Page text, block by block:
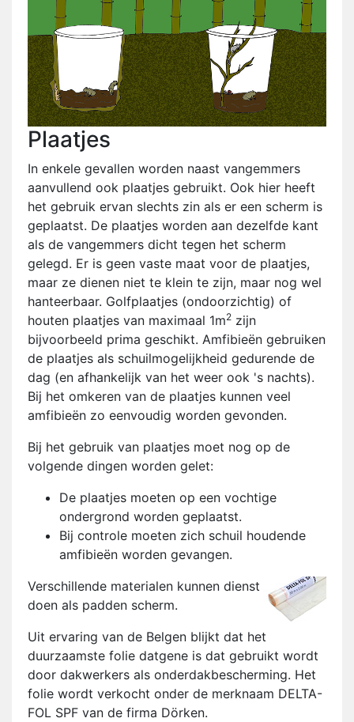
Plaatjes
In enkele gevallen worden naast vangemmers
aanvullend ook plaatjes gebruikt. Ook hier heeft
het gebruik ervan slechts zin als er een scherm is
geplaatst. De plaatjes worden aan dezelfde kant
als de vangemmers dicht tegen het scherm
gelegd. Er is geen vaste maat voor de plaatjes,
maar ze dienen niet te klein te zijn, maar nog wel
hanteerbaar. Golfplaatjes (ondoorzichtig) of
houten plaatjes van maximaal 1m2 zijn
bijvoorbeeld prima geschikt. Amfibieën gebruiken
de plaatjes als schuilmogelijkheid gedurende de
dag (en afhankelijk van het weer ook 's nachts).
Bij het omkeren van de plaatjes kunnen veel
amfibieën zo eenvoudig worden gevonden.
Bij het gebruik van plaatjes moet nog op de
volgende dingen worden gelet:
De plaatjes moeten op een vochtige
ondergrond worden geplaatst.
Bij controle moeten zich schuil houdende
amfibieën worden gevangen.
Verschillende materialen kunnen dienst
doen als padden scherm.
Uit ervaring van de Belgen blijkt dat het
duurzaamste folie datgene is dat gebruikt wordt
door dakwerkers als onderdakbescherming. Het
folie wordt verkocht onder de merknaam DELTA-
FOL SPF van de firma Dörken.